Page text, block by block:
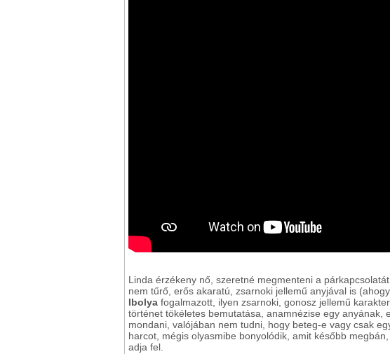
Linda érzékeny nő, szeretné megmenteni a
nem tűrő, erős akaratú, zsarnoki jellemű anyjával is
Ibolya fogalmazott, ilyen zsarnoki, gonosz jellemű
történet tökéletes bemutatása, anamnézise egy anyának,
mondani, valójában nem tudni, hogy beteg-e vagy csak
harcot, mégis olyasmibe bonyolódik, amit később
adja fel.